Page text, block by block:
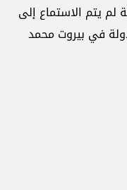
لم يتم الاستماع إلى
في بيروت محمد